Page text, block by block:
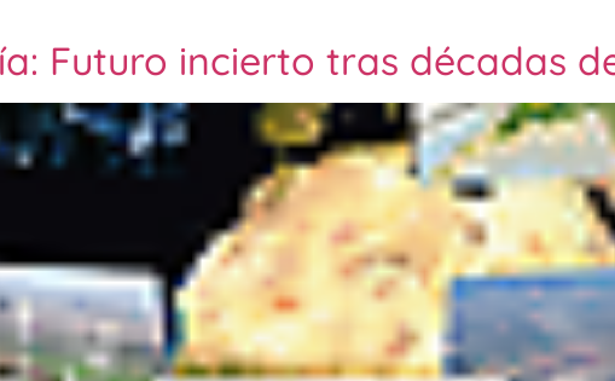
Futuro incierto tras décadas